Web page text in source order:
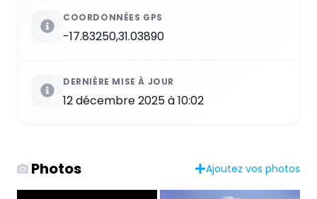
COORDONNÉES GPS
-17.83250,31.03890
DERNIÈRE MISE À JOUR
12 décembre 2025 à 10:02
Photos Ajoutez vos photos